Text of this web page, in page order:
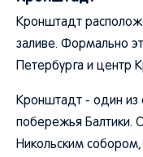
Кронштадт
заливе. Формально
Петербурга и центр
Кронштадт - один из
побережья Балтики.
Никольским